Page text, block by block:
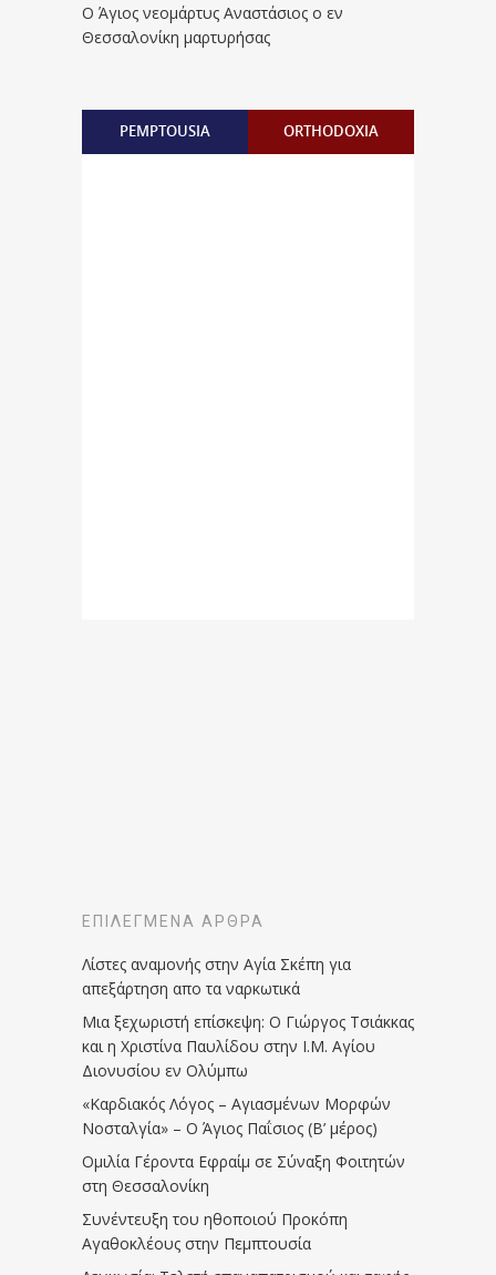
Ο Άγιος νεομάρτυς Αναστάσιος ο εν
Θεσσαλονίκη μαρτυρήσας
PEMPTOUSIA ORTHODOXIA
ΕΠΙΛΕΓΜΈΝΑ ΆΡΘΡΑ
Λίστες αναμονής στην Αγία Σκέπη για
απεξάρτηση απο τα ναρκωτικά
Μια ξεχωριστή επίσκεψη: Ο Γιώργος Τσιάκκας
και η Χριστίνα Παυλίδου στην Ι.Μ. Αγίου
Διονυσίου εν Ολύμπω
«Καρδιακός Λόγος – Αγιασμένων Μορφών
Νοσταλγία» – Ο Άγιος Παΐσιος (Β’ μέρος)
Ομιλία Γέροντα Εφραίμ σε Σύναξη Φοιτητών
στη Θεσσαλονίκη
Συνέντευξη του ηθοποιού Προκόπη
Αγαθοκλέους στην Πεμπτουσία